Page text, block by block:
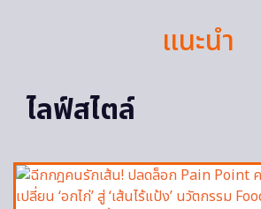
แนะนำ
ไลฟ์สไตล์